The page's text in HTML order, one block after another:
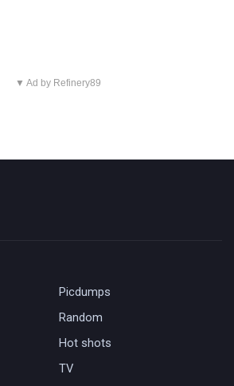
▼ Ad by Refinery89
Picdumps
Random
Hot shots
TV